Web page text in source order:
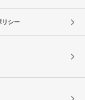
リシー